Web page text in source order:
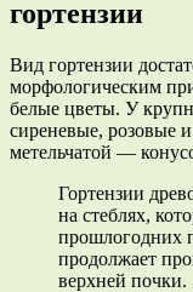
гортензии
Вид гортензии
морфологическим
белые цветы. У
сиреневые, розовые
метельчатой —
Гортензии
на стеблях,
прошлогодних
продолжает
верхней почки.